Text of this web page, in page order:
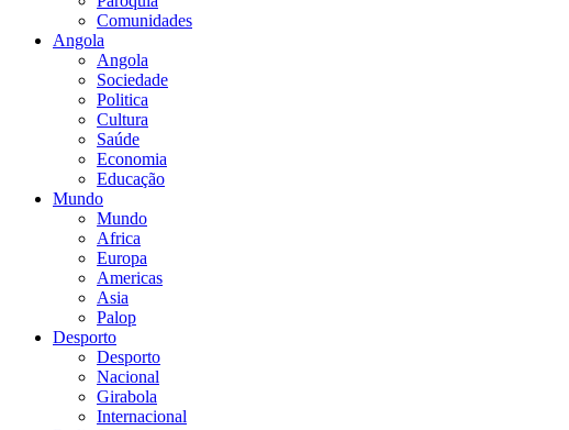
Comunidades
Angola
Angola
Sociedade
Politica
Cultura
Saúde
Economia
Educação
Mundo
Mundo
Africa
Europa
Americas
Asia
Palop
Desporto
Desporto
Nacional
Girabola
Internacional